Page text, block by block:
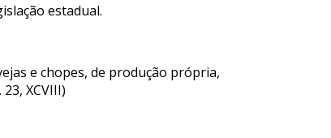
estadual.
e chopes, de produção própria,
XCVIII)